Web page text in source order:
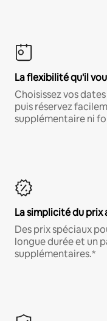
La flexibilité qu'il
Choisissez vos
puis réservez
supplémentaire ni
La simplicité du prix
Des prix spéciaux
longue durée et un
supplémentaires.*